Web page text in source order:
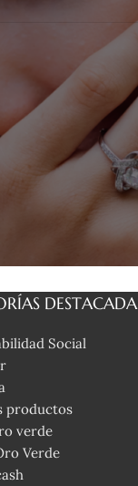
Social
productos
verde
Verde